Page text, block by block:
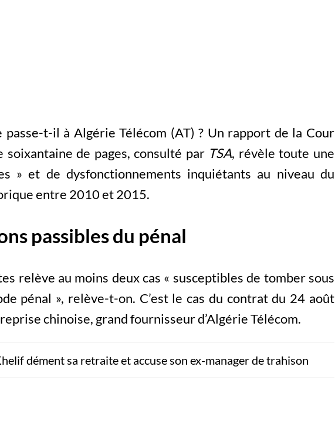
passe-t-il à Algérie Télécom (AT) ? Un rapport de la Cour
soixantaine de pages, consulté par TSA, révèle toute une
» et de dysfonctionnements inquiétants au niveau du
entre 2010 et 2015.
passibles du pénal
relève au moins deux cas « susceptibles de tomber sous
pénal », relève-t-on. C’est le cas du contrat du 24 août
chinoise, grand fournisseur d’Algérie Télécom.
dément sa retraite et accuse son ex-manager de trahison